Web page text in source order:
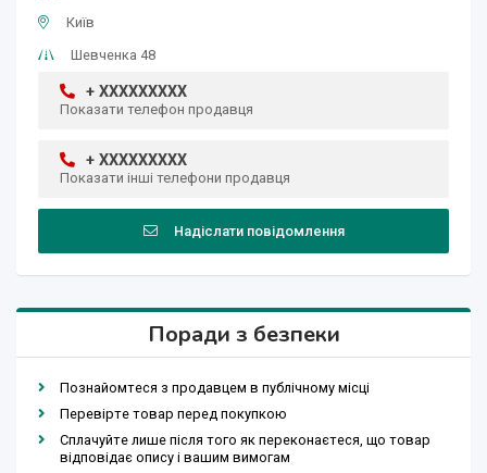
Київ
Шевченка 48
+ XXXXXXXXX
Показати телефон продавця
+ XXXXXXXXX
Показати інші телефони продавця
Надіслати повідомлення
Поради з безпеки
Познайомтеся з продавцем в публічному місці
Перевірте товар перед покупкою
Сплачуйте лише після того як переконаєтеся, що товар
відповідає опису і вашим вимогам